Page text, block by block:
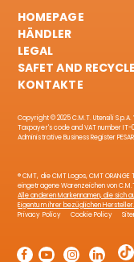
HOMEPAGE
HÄNDLER
LEGAL
SAFET AND RECYCLE
KONTAKTE
Copyright © 2025 C.M.T. Utensili S.p.A.
Taxpayer's code and VAT number IT-
Administrative Business Register
® CMT, die CMT Logos, CMT
eingetragene Warenzeichen von
Alle anderen Markennamen, die sich
Eigentum ihrer bezüglichen Hersteller.
Privacy Policy
Cookie Policy